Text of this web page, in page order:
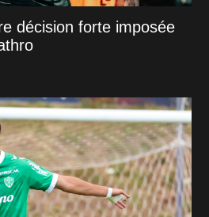
décision forte imposée